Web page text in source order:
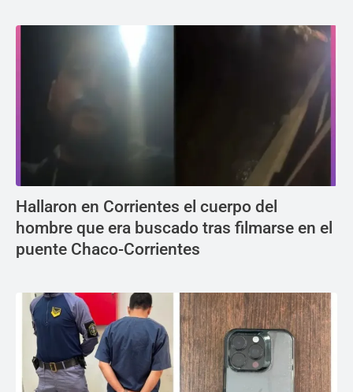
Hallaron en Corrientes el cuerpo del
hombre que era buscado tras filmarse en el
puente Chaco-Corrientes